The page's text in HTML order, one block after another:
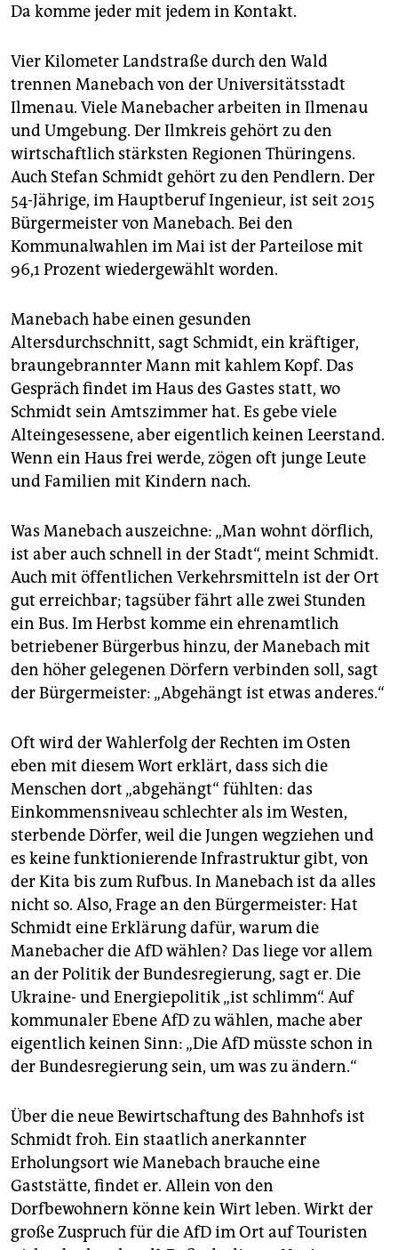
Da komme jeder mit jedem in Kontakt.
Vier Kilometer Landstraße durch den Wald
trennen Manebach von der Universitätsstadt
Ilmenau. Viele Manebacher arbeiten in Ilmenau
und Umgebung. Der Ilmkreis gehört zu den
wirtschaftlich stärksten Regionen Thüringens.
Auch Stefan Schmidt gehört zu den Pendlern. Der
54-Jährige, im Hauptberuf Ingenieur, ist seit 2015
Bürgermeister von Manebach. Bei den
Kommunalwahlen im Mai ist der Parteilose mit
96,1 Prozent wiedergewählt worden.
Manebach habe einen gesunden
Altersdurchschnitt, sagt Schmidt, ein kräftiger,
braungebrannter Mann mit kahlem Kopf. Das
Gespräch findet im Haus des Gastes statt, wo
Schmidt sein Amtszimmer hat. Es gebe viele
Alteingesessene, aber eigentlich keinen Leerstand.
Wenn ein Haus frei werde, zögen oft junge Leute
und Familien mit Kindern nach.
Was Manebach auszeichne: „Man wohnt dörflich,
ist aber auch schnell in der Stadt“, meint Schmidt.
Auch mit öffentlichen Verkehrsmitteln ist der Ort
gut erreichbar; tagsüber fährt alle zwei Stunden
ein Bus. Im Herbst komme ein ehrenamtlich
betriebener Bürgerbus hinzu, der Manebach mit
den höher gelegenen Dörfern verbinden soll, sagt
der Bürgermeister: „Abgehängt ist etwas anderes.“
Oft wird der Wahlerfolg der Rechten im Osten
eben mit diesem Wort erklärt, dass sich die
Menschen dort „abgehängt“ fühlten: das
Einkommensniveau schlechter als im Westen,
sterbende Dörfer, weil die Jungen wegziehen und
es keine funktionierende Infrastruktur gibt, von
der Kita bis zum Rufbus. In Manebach ist da alles
nicht so. Also, Frage an den Bürgermeister: Hat
Schmidt eine Erklärung dafür, warum die
Manebacher die AfD wählen? Das liege vor allem
an der Politik der Bundesregierung, sagt er. Die
Ukraine- und Energiepolitik „ist schlimm“. Auf
kommunaler Ebene AfD zu wählen, mache aber
eigentlich keinen Sinn: „Die AfD müsste schon in
der Bundesregierung sein, um was zu ändern.“
Über die neue Bewirtschaftung des Bahnhofs ist
Schmidt froh. Ein staatlich anerkannter
Erholungsort wie Manebach brauche eine
Gaststätte, findet er. Allein von den
Dorfbewohnern könne kein Wirt leben. Wirkt der
große Zuspruch für die AfD im Ort auf Touristen